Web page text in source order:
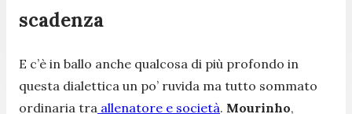
scadenza
E c’è in ballo anche qualcosa di più profondo in
questa dialettica un po’ ruvida ma tutto sommato
ordinaria tra allenatore e società. Mourinho,